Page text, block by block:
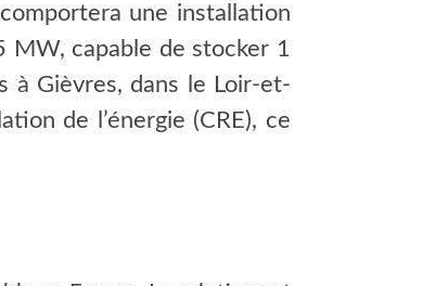
une installation
MW, capable de stocker 1
à Gièvres, dans le Loir-et-
de l’énergie (CRE), ce